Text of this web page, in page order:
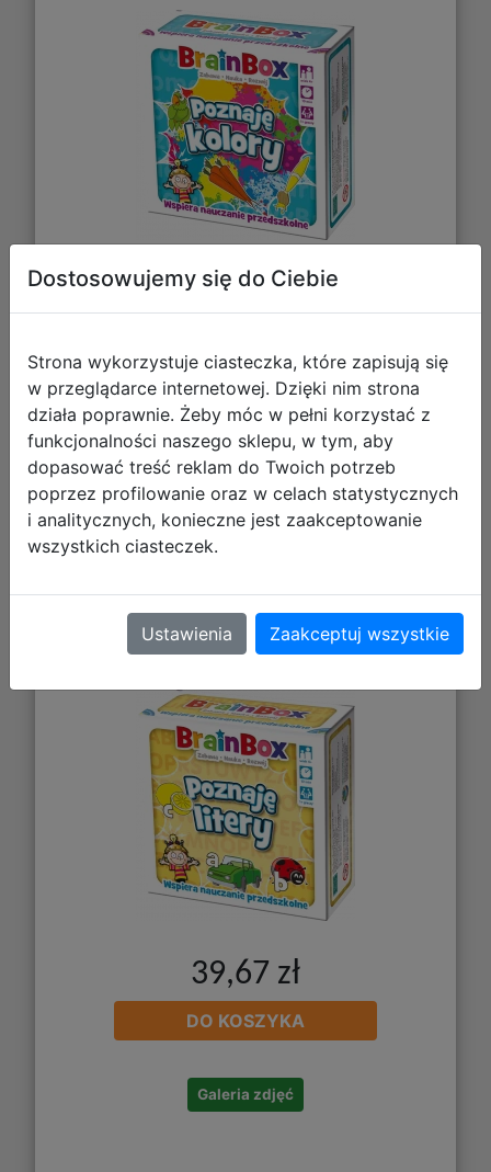
39,67 zł
Galeria zdjęć
BrainBox - Poznaję litery
39,67 zł
DO KOSZYKA
Galeria zdjęć
Dostosowujemy się do Ciebie
Strona wykorzystuje ciasteczka, które zapisują się
w przeglądarce internetowej. Dzięki nim strona
działa poprawnie. Żeby móc w pełni korzystać z
funkcjonalności naszego sklepu, w tym, aby
dopasować treść reklam do Twoich potrzeb
poprzez profilowanie oraz w celach statystycznych
i analitycznych, konieczne jest zaakceptowanie
wszystkich ciasteczek.
Ustawienia Zaakceptuj wszystkie